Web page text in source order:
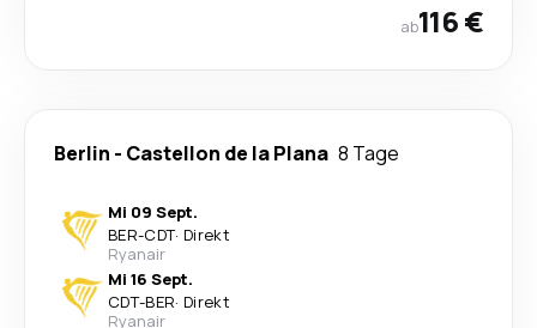
ab116 €
Berlin - Castellon de la Plana 8 Tage
Mi 09 Sept.
BER-CDT· Direkt
Ryanair
Mi 16 Sept.
CDT-BER· Direkt
Ryanair